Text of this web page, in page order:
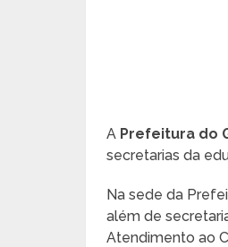
A Prefeitura do
secretarias da
Na sede da
além de
Atendimento ao